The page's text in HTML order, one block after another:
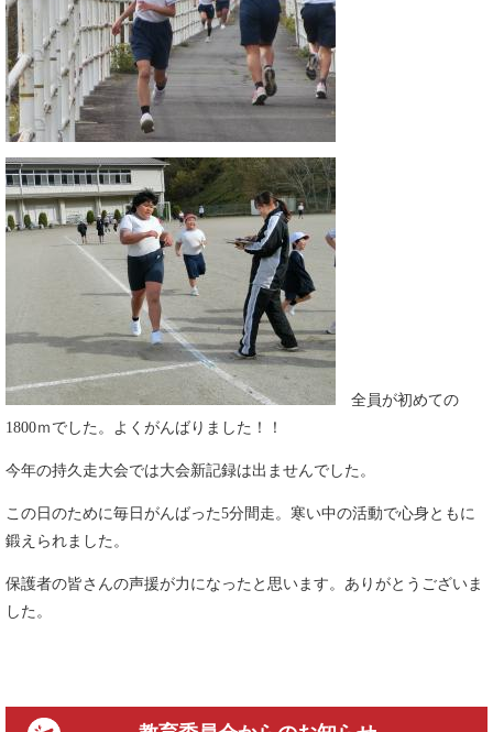
全員が初めての
1800ｍでした。よくがんばりました！！
今年の持久走大会では大会新記録は出ませんでした。
この日のために毎日がんばった5分間走。寒い中の活動で心身ともに
鍛えられました。
保護者の皆さんの声援が力になったと思います。ありがとうございま
した。